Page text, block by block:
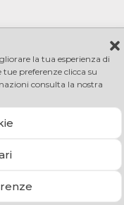
la tua esperienza di
preferenze clicca su
consulta la nostra
Credits